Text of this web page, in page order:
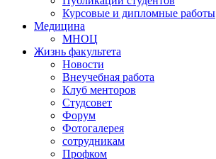
Курсовые и дипломные работы
Медицина
МНОЦ
Жизнь факультета
Новости
Внеучебная работа
Клуб менторов
Студсовет
Форум
Фотогалерея
сотрудникам
Профком